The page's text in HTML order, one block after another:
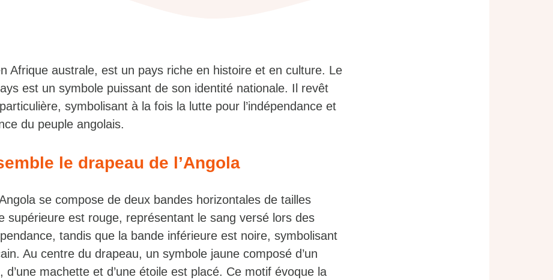
Afrique australe, est un pays riche en histoire et en culture. Le
est un symbole puissant de son identité nationale. Il revêt
symbolisant à la fois la lutte pour l’indépendance et
du peuple angolais.
le drapeau de l’Angola
se compose de deux bandes horizontales de tailles
supérieure est rouge, représentant le sang versé lors des
tandis que la bande inférieure est noire, symbolisant
Au centre du drapeau, un symbole jaune composé d’un
d’une machette et d’une étoile est placé. Ce motif évoque la